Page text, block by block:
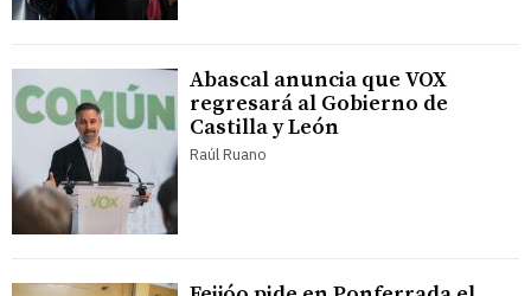
Abascal anuncia que VOX
regresará al Gobierno de
Castilla y León
Raúl Ruano